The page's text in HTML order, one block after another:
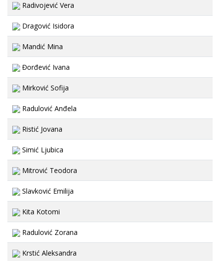
Radivojević Vera
Dragović Isidora
Mandić Mina
Đorđević Ivana
Mirković Sofija
Radulović Anđela
Ristić Jovana
Simić Ljubica
Mitrović Teodora
Slavković Emilija
Kita Kotomi
Radulović Zorana
Krstić Aleksandra